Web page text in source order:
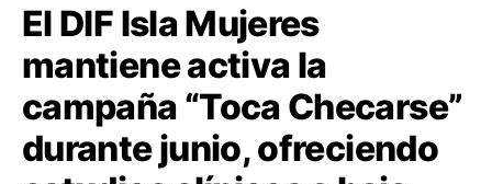
El DIF Isla Mujeres
mantiene activa la
campaña “Toca Checarse”
durante junio, ofreciendo